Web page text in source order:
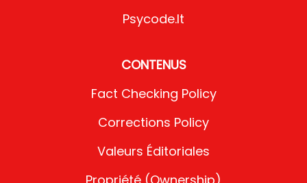
Psycode.it
CONTENUS
Fact Checking Policy
Corrections Policy
Valeurs Éditoriales